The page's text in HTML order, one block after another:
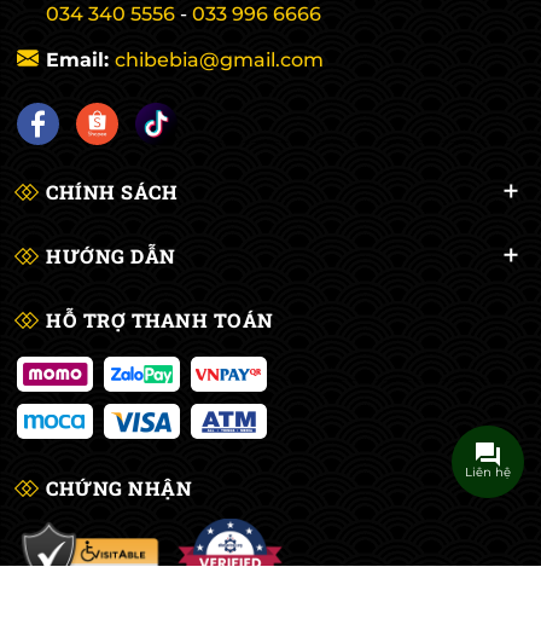
034 340 5556 - 033 996 6666
Email: chibebia@gmail.com
CHÍNH SÁCH
HƯỚNG DẪN
HỖ TRỢ THANH TOÁN
CHỨNG NHẬN
Liên hệ